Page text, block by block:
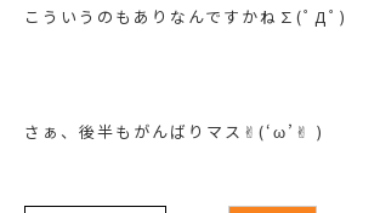
こういうのもありなんですかね∑(ﾟДﾟ)
さぁ、後半もがんばりマス✌︎(‘ω’✌︎ )